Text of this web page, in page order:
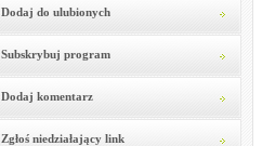
Dodaj do ulubionych
Subskrybuj program
Dodaj komentarz
Zgłoś niedziałający link